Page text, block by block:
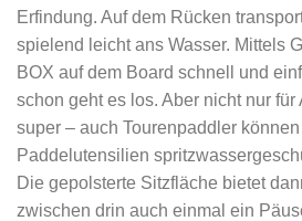
Erfindung. Auf dem Rücken
spielend leicht ans Wasser. Mittels
BOX auf dem Board schnell und
schon geht es los. Aber nicht nur
super – auch Tourenpaddler
Paddelutensilien
Die gepolsterte Sitzfläche bietet
zwischen drin auch einmal ein